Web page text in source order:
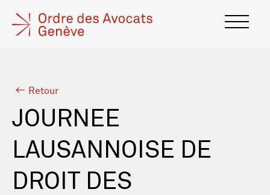
Retour
JOURNEE
LAUSANNOISE DE
DROIT DES